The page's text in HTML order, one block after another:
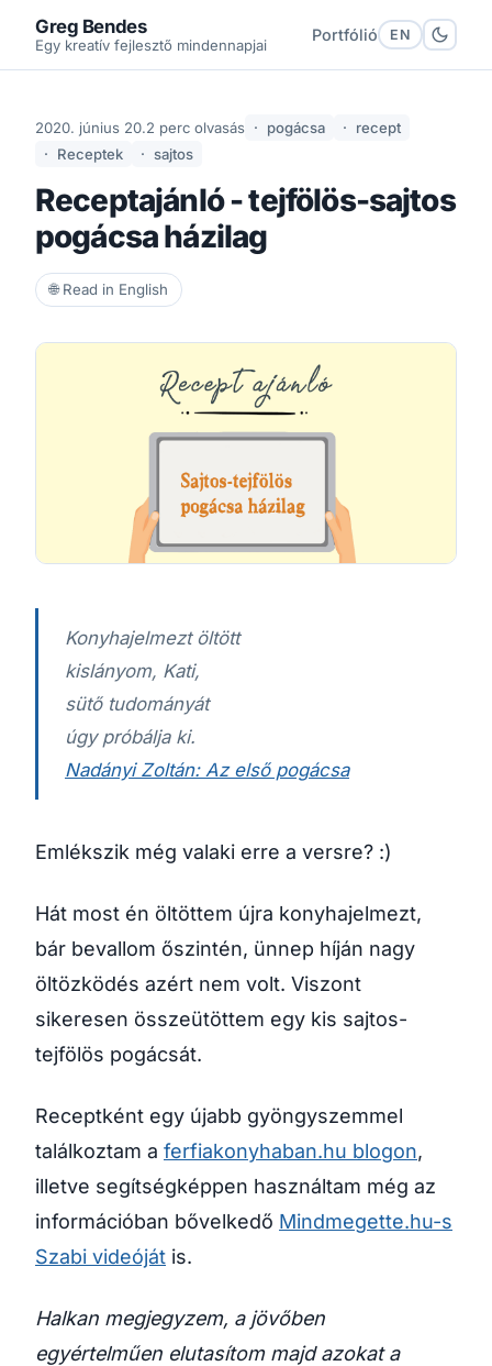
Greg Bendes
Egy kreatív fejlesztő mindennapjai
Portfólió EN
2020. június 20.2 perc olvasás pogácsa
recept
Receptek
sajtos
Receptajánló - tejfölös-sajtos
pogácsa házilag
🌐 Read in English
Konyhajelmezt öltött
kislányom, Kati,
sütő tudományát
úgy próbálja ki.
Nadányi Zoltán: Az első pogácsa
Emlékszik még valaki erre a versre? :)
Hát most én öltöttem újra konyhajelmezt,
bár bevallom őszintén, ünnep híján nagy
öltözködés azért nem volt. Viszont
sikeresen összeütöttem egy kis sajtos-
tejfölös pogácsát.
Receptként egy újabb gyöngyszemmel
találkoztam a ferfiakonyhaban.hu blogon,
illetve segítségképpen használtam még az
információban bővelkedő Mindmegette.hu-s
Szabi videóját is.
Halkan megjegyzem, a jövőben
egyértelműen elutasítom majd azokat a